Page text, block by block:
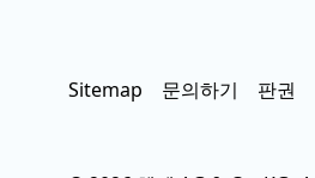
Sitemap 문의하기 판권